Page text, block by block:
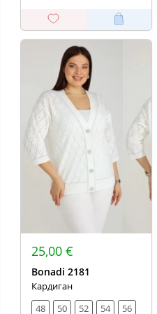
25,00 €
Bonadi 2181
Кардиган
48
50 52 54 56